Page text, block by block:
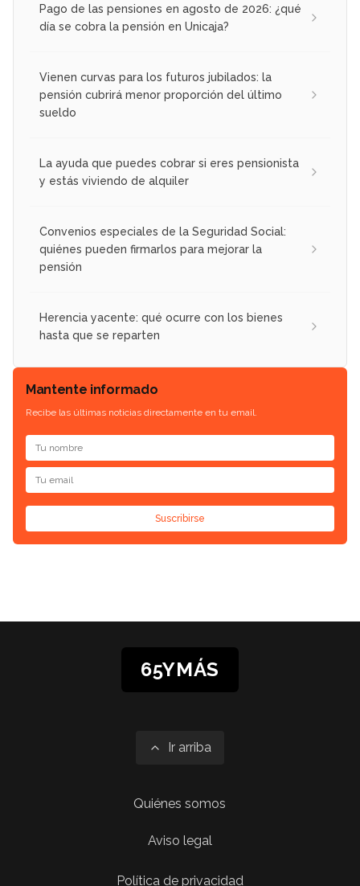
Pago de las pensiones en agosto de 2026: ¿qué
día se cobra la pensión en Unicaja?
Vienen curvas para los futuros jubilados: la
pensión cubrirá menor proporción del último
sueldo
La ayuda que puedes cobrar si eres pensionista
y estás viviendo de alquiler
Convenios especiales de la Seguridad Social:
quiénes pueden firmarlos para mejorar la
pensión
Herencia yacente: qué ocurre con los bienes
hasta que se reparten
Mantente informado
Recibe las últimas noticias directamente en tu email.
Suscribirse
65YMÁS
Ir arriba
Quiénes somos
Aviso legal
Política de privacidad